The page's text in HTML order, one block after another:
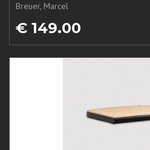
Breuer, Marcel
€ 149.00